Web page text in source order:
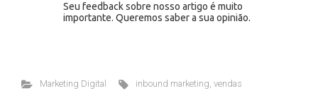
Seu feedback sobre nosso artigo é muito
importante. Queremos saber a sua opinião.
Marketing Digital inbound marketing,vendas